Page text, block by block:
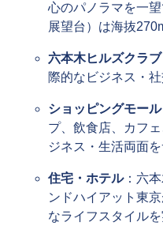
心のパノラマを一
展望台）は海抜
六本木ヒルズクラブ
際的なビジネス・
ショッピングモール
プ、飲食店、カフ
ジネス・生活両面を
住宅・ホテル：六
ンドハイアット東
なライフスタイルを